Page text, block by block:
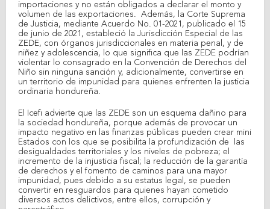
importaciones y no están obligados a declarar el monto y
volumen de las exportaciones. Además, la Corte Suprema
de Justicia, mediante Acuerdo No. 01-2021, publicado el 15
de junio de 2021, estableció la Jurisdicción Especial de las
ZEDE, con órganos jurisdiccionales en materia penal, y de
niñez y adolescencia, lo que significa que las ZEDE podrían
violentar lo consagrado en la Convención de Derechos del
Niño sin ninguna sanción y, adicionalmente, convertirse en
un territorio de impunidad para quienes enfrenten la justicia
ordinaria hondureña.
El Icefi advierte que las ZEDE son un esquema dañino para
la sociedad hondureña, porque además de provocar un
impacto negativo en las finanzas públicas pueden crear mini
Estados con los que se posibilita la profundización de las
desigualdades territoriales y los niveles de pobreza; el
incremento de la injusticia fiscal; la reducción de la garantía
de derechos y el fomento de caminos para una mayor
impunidad, pues debido a su estatus legal, se pueden
convertir en resguardos para quienes hayan cometido
diversos actos delictivos, entre ellos, corrupción y